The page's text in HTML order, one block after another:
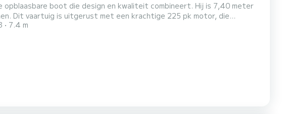
boot die design en kwaliteit combineert. Hij is 7,40 meter
Dit vaartuig is uitgerust met een krachtige 225 pk motor, die
Daarnaast beschikt de boot over een navigatiesysteem met een
vinden, een biminitop die schaduw en bescherming biedt tegen de zon
7.4 m